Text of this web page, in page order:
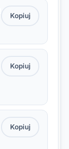
Kopiuj
Kopiuj
Kopiuj